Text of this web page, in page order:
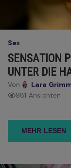
Sex
SENSATION
UNTER DIE
Von
Lara
981 Ansichten
MEHR LESEN